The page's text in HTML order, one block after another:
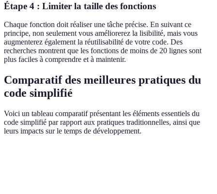
Étape 4 : Limiter la taille des fonctions
Chaque fonction doit réaliser une tâche précise. En suivant ce
principe, non seulement vous améliorerez la lisibilité, mais vous
augmenterez également la réutilisabilité de votre code. Des
recherches montrent que les fonctions de moins de 20 lignes sont
plus faciles à comprendre et à maintenir.
Comparatif des meilleures pratiques du
code simplifié
Voici un tableau comparatif présentant les éléments essentiels du
code simplifié par rapport aux pratiques traditionnelles, ainsi que
leurs impacts sur le temps de développement.